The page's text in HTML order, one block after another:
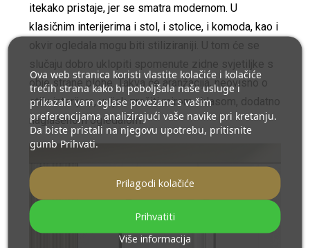
itekako pristaje, jer se smatra modernom. U
klasičnim interijerima i stol, i stolice, i komoda, kao i
okvir ogledala mogu biti stiliziraniji. U tom će se
slučaju dobro uklopiti spomenute zidne svjetiljke s
obje strane plohe. Takva će aranžacija, neovisno o
stilu interijera, uvijek zračiti mirom i klasom, dodatno
naglašenom ogledalom.
Ova web stranica koristi vlastite kolačiće i kolačiće
trećih strana kako bi poboljšala naše usluge i
prikazala vam oglase povezane s vašim
preferencijama analizirajući vaše navike pri kretanju.
Da biste pristali na njegovu upotrebu, pritisnite
gumb Prihvati.
Više informacija
Prilagodi kolačiće
Prihvatiti